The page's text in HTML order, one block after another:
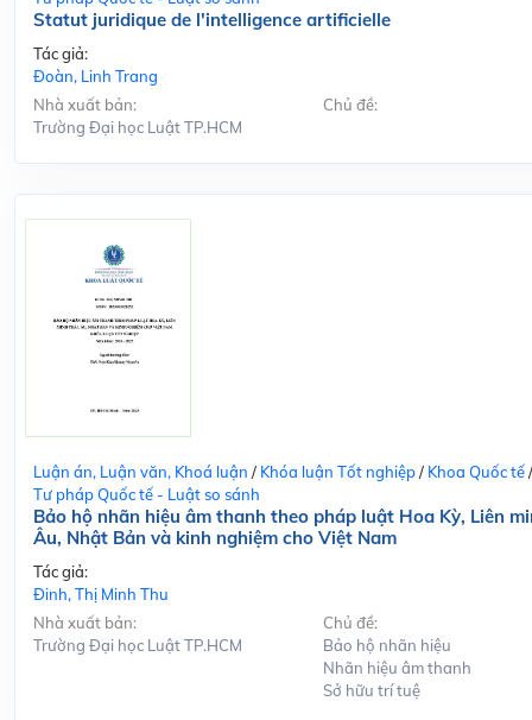
Statut juridique de l'intelligence artificielle
Tác giả:
Đoàn, Linh Trang
Nhà xuất bản:
Trường Đại học Luật TP.HCM
Chủ đề:
Luận án, Luận văn, Khoá luận / Khóa luận Tốt nghiệp/ Khoa Quốc tế/
Tư pháp Quốc tế - Luật so sánh
Bảo hộ nhãn hiệu âm thanh theo pháp luật Hoa Kỳ, Liên
Âu, Nhật Bản và kinh nghiệm cho Việt Nam
Tác giả:
Đinh, Thị Minh Thu
Nhà xuất bản:
Trường Đại học Luật TP.HCM
Chủ đề:
Bảo hộ nhãn hiệu
Nhãn hiệu âm thanh
Sở hữu trí tuệ